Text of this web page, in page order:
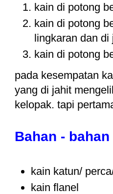
kain di potong
kain di potong
lingkaran dan
kain di potong
pada kesempatan
yang di jahit
kelopak. tapi
Bahan - bahan
kain katun/
kain flanel